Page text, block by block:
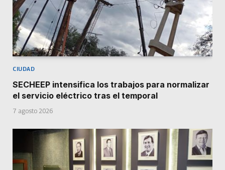
CIUDAD
SECHEEP intensifica los trabajos para normalizar
el servicio eléctrico tras el temporal
7 agosto 2026